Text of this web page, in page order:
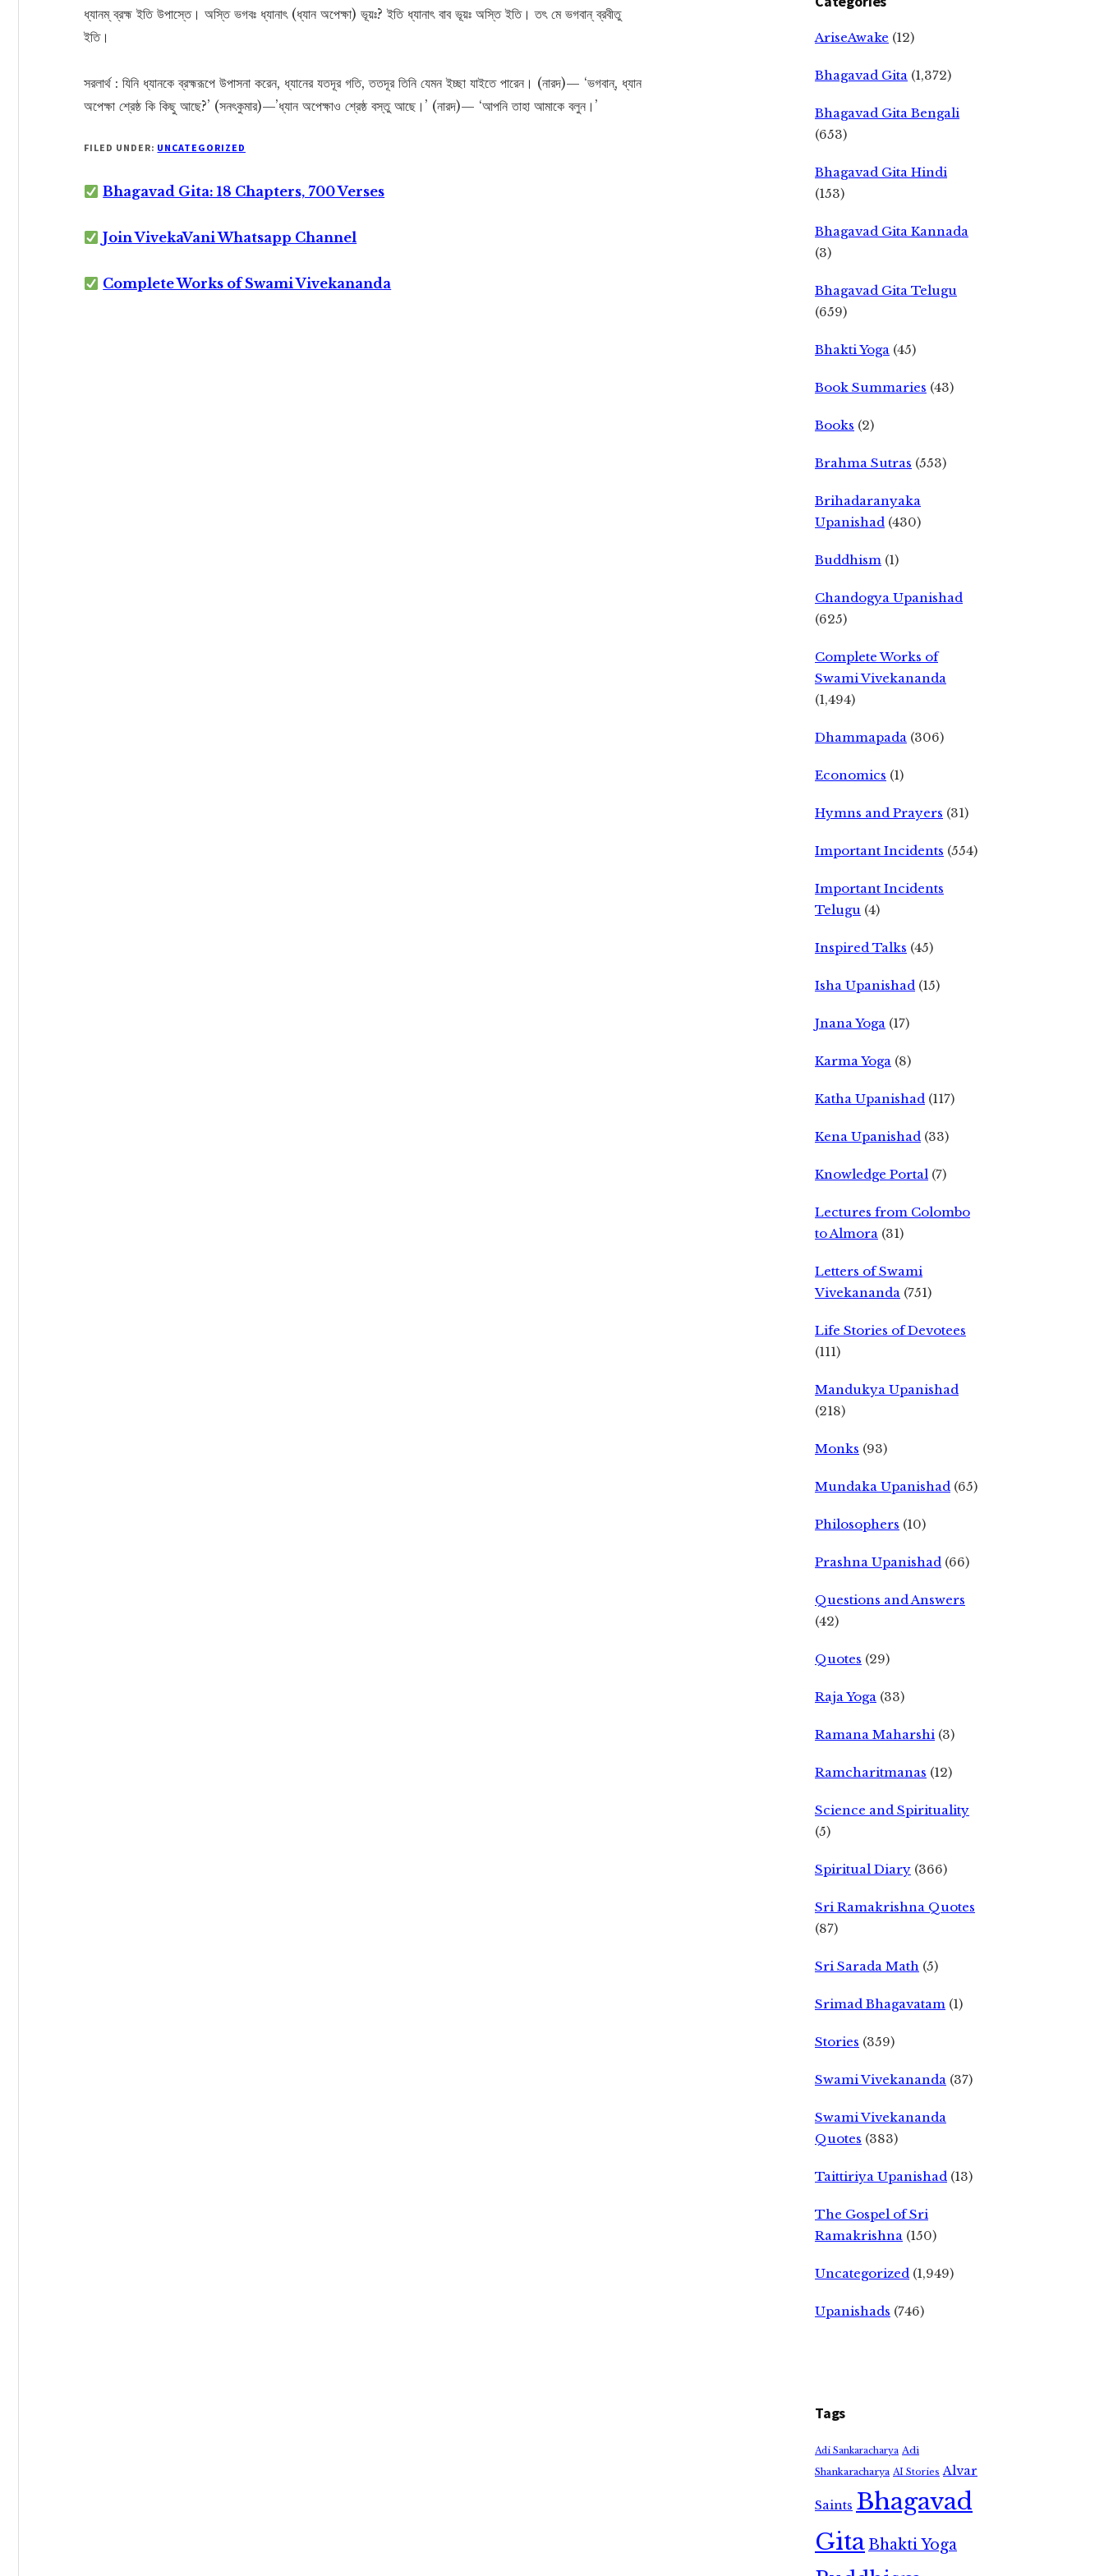
ধ্যানম্ ব্রহ্ম ইতি উপাস্তে। অস্তি ভগবঃ ধ্যানাৎ (ধ্যান অপেক্ষা) ভূয়ঃ? ইতি ধ্যানাৎ বাব ভূয়ঃ অস্তি ইতি। তৎ মে ভগবান্ ব্রবীতু
ইতি।
সরলার্থ : যিনি ধ্যানকে ব্রহ্মরূপে উপাসনা করেন, ধ্যানের যতদূর গতি, ততদূর তিনি যেমন ইচ্ছা যাইতে পারেন। (নারদ)— ‘ভগবান্, ধ্যান
অপেক্ষা শ্রেষ্ঠ কি কিছু আছে?’ (সনৎকুমার)—’ধ্যান অপেক্ষাও শ্রেষ্ঠ বস্তু আছে।’ (নারদ)— ‘আপনি তাহা আমাকে বলুন।’
FILED UNDER: UNCATEGORIZED
Bhagavad Gita: 18 Chapters, 700 Verses
Join VivekaVani Whatsapp Channel
Complete Works of Swami Vivekananda
AriseAwake (12)
Bhagavad Gita (1,372)
Bhagavad Gita Bengali
(653)
Bhagavad Gita Hindi
(153)
Bhagavad Gita Kannada
(3)
Bhagavad Gita Telugu
(659)
Bhakti Yoga (45)
Book Summaries (43)
Books (2)
Brahma Sutras (553)
Brihadaranyaka
Upanishad (430)
Buddhism (1)
Chandogya Upanishad
(625)
Complete Works of
Swami Vivekananda
(1,494)
Dhammapada (306)
Economics (1)
Hymns and Prayers (31)
Important Incidents (554)
Important Incidents
Telugu (4)
Inspired Talks (45)
Isha Upanishad (15)
Jnana Yoga (17)
Karma Yoga (8)
Katha Upanishad (117)
Kena Upanishad (33)
Knowledge Portal (7)
Lectures from Colombo
to Almora (31)
Letters of Swami
Vivekananda (751)
Life Stories of Devotees
(111)
Mandukya Upanishad
(218)
Monks (93)
Mundaka Upanishad (65)
Philosophers (10)
Prashna Upanishad (66)
Questions and Answers
(42)
Quotes (29)
Raja Yoga (33)
Ramana Maharshi (3)
Ramcharitmanas (12)
Science and Spirituality
(5)
Spiritual Diary (366)
Sri Ramakrishna Quotes
(87)
Sri Sarada Math (5)
Srimad Bhagavatam (1)
Stories (359)
Swami Vivekananda (37)
Swami Vivekananda
Quotes (383)
Taittiriya Upanishad (13)
The Gospel of Sri
Ramakrishna (150)
Uncategorized (1,949)
Upanishads (746)
Tags
Adi Sankaracharya Adi
Shankaracharya AI Stories Alvar
Saints Bhagavad
GitaBhakti Yoga